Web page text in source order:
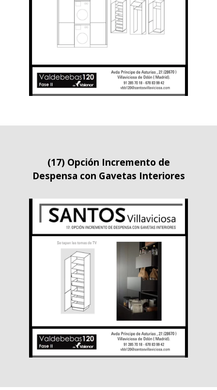
(17) Opción Incremento de
Despensa con Gavetas Interiores